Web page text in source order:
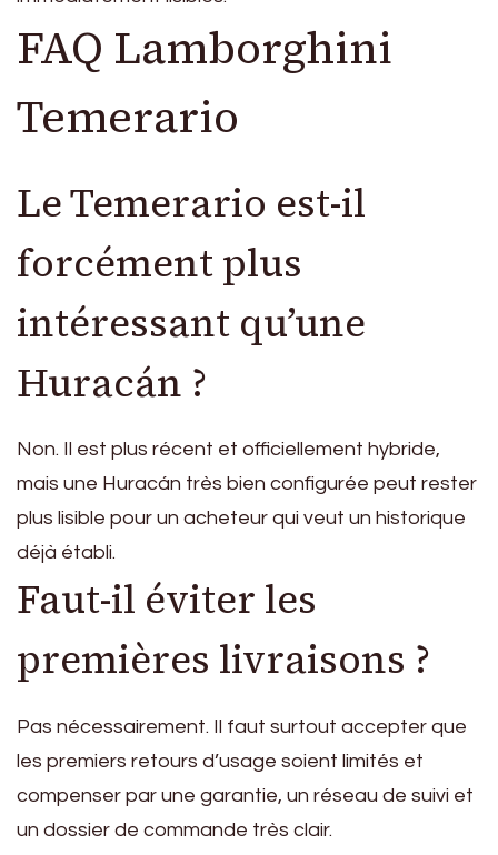
FAQ Lamborghini
Temerario
Le Temerario est-il
forcément plus
intéressant qu’une
Huracán ?
Non. Il est plus récent et officiellement hybride,
mais une Huracán très bien configurée peut rester
plus lisible pour un acheteur qui veut un historique
déjà établi.
Faut-il éviter les
premières livraisons ?
Pas nécessairement. Il faut surtout accepter que
les premiers retours d’usage soient limités et
compenser par une garantie, un réseau de suivi et
un dossier de commande très clair.